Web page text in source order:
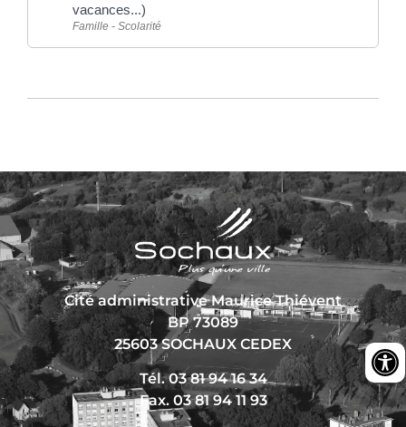
vacances...)
Famille - Scolarité
Cité administrative Maurice Thiévent
BP 73089
25603 SOCHAUX CEDEX
Tél. 03 81 94 16 34
Fax. 03 81 94 11 93